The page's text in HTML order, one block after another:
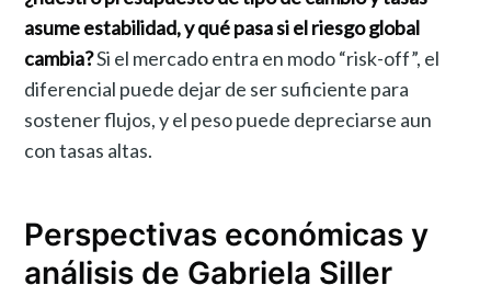
asume estabilidad, y qué pasa si el riesgo global
cambia?Si el mercado entra en modo “risk-off”, el
diferencial puede dejar de ser suficiente para
sostener flujos, y el peso puede depreciarse aun
con tasas altas.
Perspectivas económicas y
análisis de Gabriela Siller